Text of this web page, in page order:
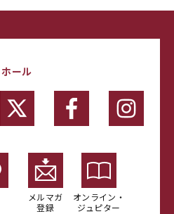
ホール
メルマガ
登録
オンライン・
ジュピター